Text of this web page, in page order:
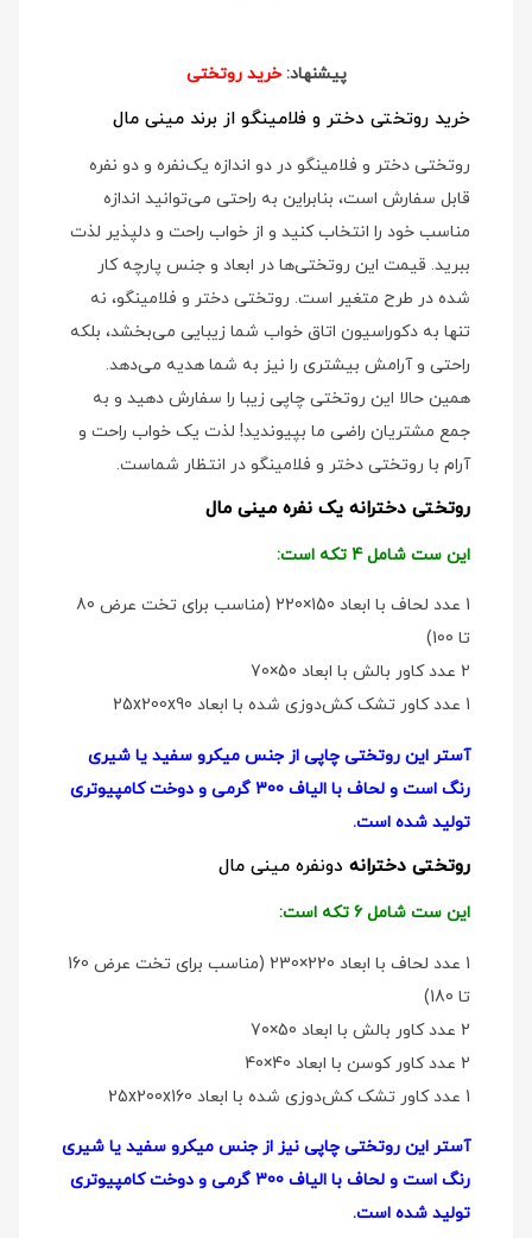
پیشنهاد:خرید روتختی
خرید روتختی دختر و فلامینگو از برند مینی مال
روتختی دختر و فلامینگو در دو اندازه یک‌نفره و دو نفره
قابل سفارش است، بنابراین به راحتی می‌توانید اندازه
مناسب خود را انتخاب کنید و از خواب راحت و دلپذیر لذت
ببرید. قیمت این روتختی‌ها در ابعاد و جنس پارچه کار
شده در طرح متغیر است. روتختی دختر و فلامینگو، نه
تنها به دکوراسیون اتاق خواب شما زیبایی می‌بخشد، بلکه
راحتی و آرامش بیشتری را نیز به شما هدیه می‌دهد.
همین حالا این روتختی چاپی زیبا را سفارش دهید و به
جمع مشتریان راضی ما بپیوندید! لذت یک خواب راحت و
آرام با روتختی دختر و فلامینگو در انتظار شماست.
روتختی دخترانه یک نفره مینی مال
این ست شامل 4 تکه است:
1 عدد لحاف با ابعاد 150×220 (مناسب برای تخت عرض 80
تا 100)
2 عدد کاور بالش با ابعاد 50×70
1 عدد کاور تشک کش‌دوزی شده با ابعاد 25x200x90
آستر این روتختی چاپی از جنس میکرو سفید یا شیری
رنگ است و لحاف با الیاف 300 گرمی و دوخت کامپیوتری
تولید شده است.
روتختی دخترانه دو‌نفره مینی مال
این ست شامل 6 تکه است:
1 عدد لحاف با ابعاد 220×230 (مناسب برای تخت عرض 160
تا 180)
2 عدد کاور بالش با ابعاد 50×70
2 عدد کاور کوسن با ابعاد 40×40
1 عدد کاور تشک کش‌دوزی شده با ابعاد 25x200x160
آستر این روتختی چاپی نیز از جنس میکرو سفید یا شیری
رنگ است و لحاف با الیاف 300 گرمی و دوخت کامپیوتری
تولید شده است.